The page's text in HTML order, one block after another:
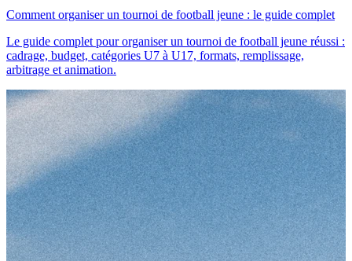
Comment organiser un tournoi de football jeune : le guide complet
Le guide complet pour organiser un tournoi de football jeune réussi :
cadrage, budget, catégories U7 à U17, formats, remplissage,
arbitrage et animation.